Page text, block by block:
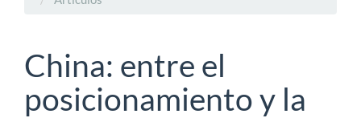
China: entre el
posicionamiento y la